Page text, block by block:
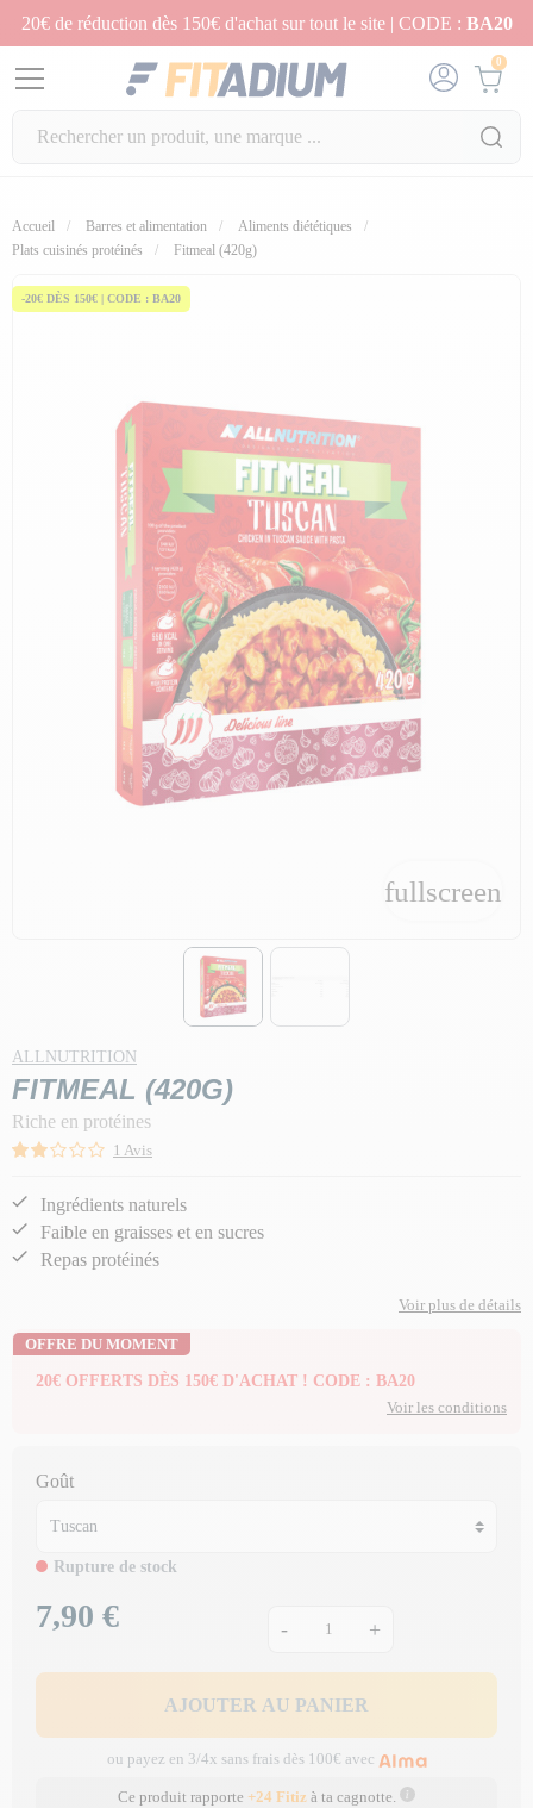
20€ de réduction dès 150€ d'achat sur tout le site | CODE : BA20
0
Accueil Barres et alimentation
Aliments diététiques
Plats cuisinés protéinés
Fitmeal (420g)
-20€ DÈS 150€ | CODE : BA20
fullscreen
fullscreen
ALLNUTRITION
FITMEAL (420G)
Riche en protéines
1 Avis
Ingrédients naturels
Faible en graisses et en sucres
Repas protéinés
Voir plus de détails
OFFRE DU MOMENT
20€ OFFERTS DÈS 150€ D'ACHAT ! CODE : BA20
Voir les conditions
Goût
Rupture de stock
Prix
7,90 € - +
AJOUTER AU PANIER
ou payez en 3/4x sans frais dès 100€ avec
Ce produit rapporte +24 Fitiz à ta cagnotte.